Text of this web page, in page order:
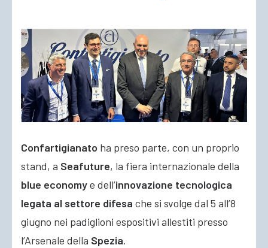
Confartigianato ha preso parte, con un proprio
stand, a Seafuture, la fiera internazionale della
blue economye dell’innovazione tecnologica
legata al settore difesa che si svolge dal 5 all’8
giugno nei padiglioni espositivi allestiti presso
l’Arsenale della Spezia.